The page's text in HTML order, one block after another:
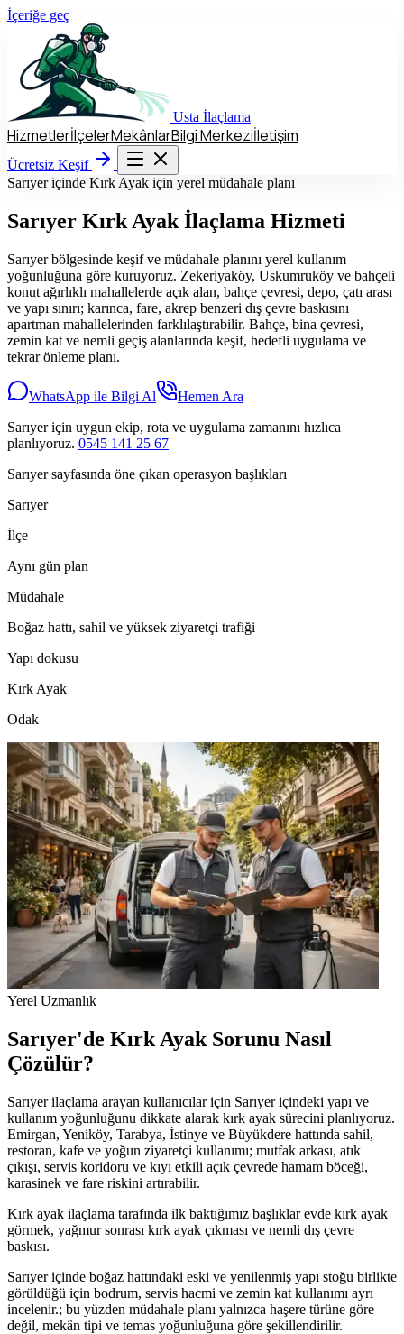
İçeriğe geç
Usta İlaçlama
HizmetlerİlçelerMekânlarBilgi Merkeziİletişim
Ücretsiz Keşif
Hizmetler İlçeler Mekânlar Bilgi Merkezi
Ücretsiz Keşif
Sarıyer içinde Kırk Ayak için yerel müdahale planı
Sarıyer Kırk Ayak İlaçlama Hizmeti
Sarıyer bölgesinde keşif ve müdahale planını yerel kullanım
yoğunluğuna göre kuruyoruz. Zekeriyaköy, Uskumruköy ve bahçeli
konut ağırlıklı mahallelerde açık alan, bahçe çevresi, depo, çatı arası
ve yapı sınırı; karınca, fare, akrep benzeri dış çevre baskısını
apartman mahallelerinden farklılaştırabilir. Bahçe, bina çevresi,
zemin kat ve nemli geçiş alanlarında keşif, hedefli uygulama ve
tekrar önleme planı.
WhatsApp ile Bilgi Al
Hemen Ara
Sarıyer için uygun ekip, rota ve uygulama zamanını hızlıca
planlıyoruz. 0545 141 25 67
Sarıyer sayfasında öne çıkan operasyon başlıkları
Sarıyer
İlçe
Aynı gün plan
Müdahale
Boğaz hattı, sahil ve yüksek ziyaretçi trafiği
Yapı dokusu
Kırk Ayak
Odak
Yerel Uzmanlık
Sarıyer'de Kırk Ayak Sorunu Nasıl
Çözülür?
Sarıyer ilaçlama arayan kullanıcılar için Sarıyer içindeki yapı ve
kullanım yoğunluğunu dikkate alarak kırk ayak sürecini planlıyoruz.
Emirgan, Yeniköy, Tarabya, İstinye ve Büyükdere hattında sahil,
restoran, kafe ve yoğun ziyaretçi kullanımı; mutfak arkası, atık
çıkışı, servis koridoru ve kıyı etkili açık çevrede hamam böceği,
karasinek ve fare riskini artırabilir.
Kırk ayak ilaçlama tarafında ilk baktığımız başlıklar evde kırk ayak
görmek, yağmur sonrası kırk ayak çıkması ve nemli dış çevre
baskısı.
Sarıyer içinde boğaz hattındaki eski ve yenilenmiş yapı stoğu birlikte
görüldüğü için bodrum, servis hacmi ve zemin kat kullanımı ayrı
incelenir.; bu yüzden müdahale planı yalnızca haşere türüne göre
değil, mekân tipi ve temas yoğunluğuna göre şekillendirilir.